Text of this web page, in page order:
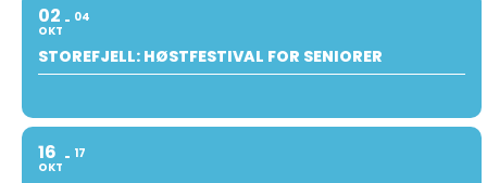
02
OKT
04
STOREFJELL: HØSTFESTIVAL FOR SENIORER
16
OKT
17